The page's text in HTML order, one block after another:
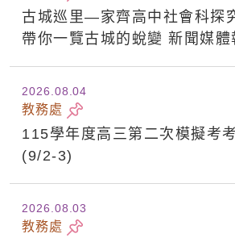
古城巡里—家齊高中社會科探
帶你一覽古城的蛻變 新聞媒體
04
2026.08
教務處
115學年度高三第二次模擬考
(9/2-3)
03
2026.08
教務處